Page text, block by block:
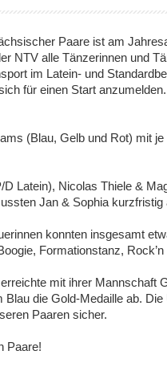
Paare ist am
NTV alle Tänzerinnen und
im Latein- und
für einen Start
(Blau, Gelb und Rot) mit
Latein), Nicolas Thiele &
Jan & Sophia kurzfristig
konnten insgesamt
Formationstanz,
mit ihrer Mannschaft
die Gold-Medaille ab.
Paaren sicher.
Paare!